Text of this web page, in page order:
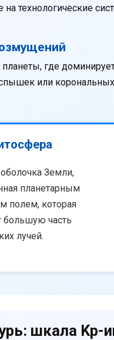
технологические
где
или
Земли,
планетарным
полем, которая
большую часть
лучей.
шкала Kp-